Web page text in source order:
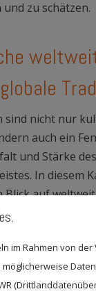
zu schätzen.
sind nicht nur
auch ein
und Stärke des
In diesem
Blick auf
in
Ländern
im Rahmen von